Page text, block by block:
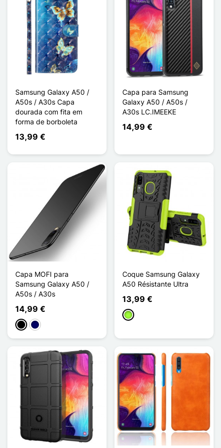
Samsung Galaxy A50 /
A50s / A30s Capa
dourada com fita em
forma de borboleta
13,99 €
Capa para Samsung
Galaxy A50 / A50s /
A30s LC.IMEEKE
14,99 €
Capa MOFI para
Samsung Galaxy A50 /
A50s / A30s
14,99 €
PretoAzul marinho
Coque Samsung Galaxy
A50 Résistante Ultra
13,99 €
Verde maçã